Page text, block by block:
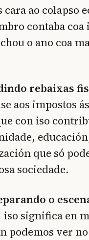
cara ao colapso
contaba
o ano coa
rebaixas
aos impostos
con iso
que só
sociedade.
o
iso significa en
podemos ver